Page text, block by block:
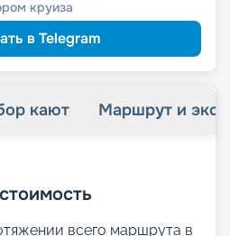
круиза
в Telegram
кают Маршрут и
всего маршрута в